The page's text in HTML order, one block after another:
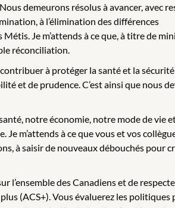
demeurons résolus à avancer, avec
à l’élimination des différences
Je m’attends à ce que, à titre de
réconciliation.
à protéger la santé et la
et de prudence. C’est ainsi que nous
notre économie, notre mode de vie
m’attends à ce que vous et vos
à saisir de nouveaux débouchés pour
l’ensemble des Canadiens et de
(ACS+). Vous évaluerez les politiques